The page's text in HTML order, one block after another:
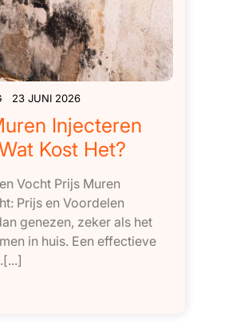
23 JUNI 2026
Injecteren
Kost Het?
Vocht Prijs Muren
Prijs en Voordelen
genezen, zeker als het
in huis. Een effectieve